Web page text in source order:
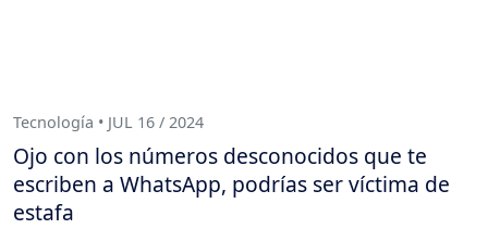
Tecnología • JUL 16 / 2024
Ojo con los números desconocidos que te
escriben a WhatsApp, podrías ser víctima de
estafa